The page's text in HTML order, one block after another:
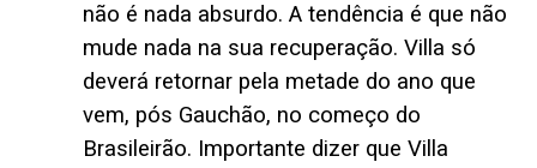
não é nada absurdo. A tendência é que não
mude nada na sua recuperação. Villa só
deverá retornar pela metade do ano que
vem, pós Gauchão, no começo do
Brasileirão. Importante dizer que Villa